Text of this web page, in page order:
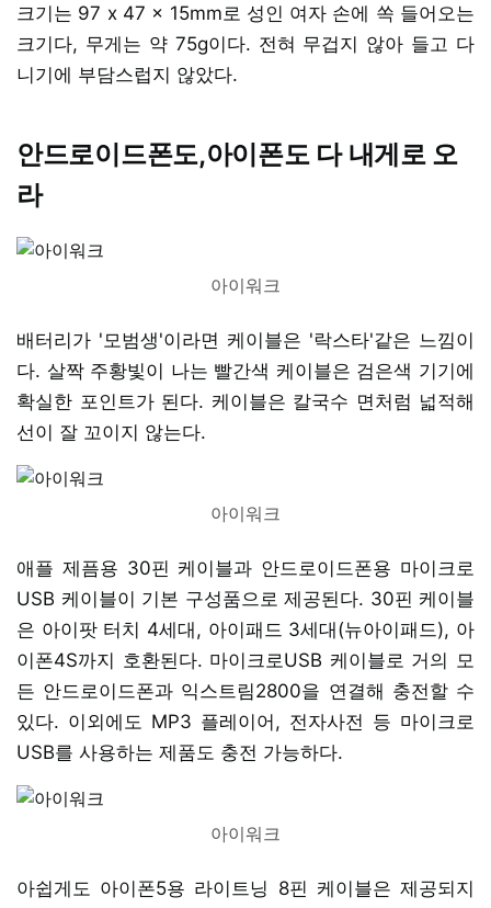
크기는 97 x 47 x 15mm로 성인 여자 손에 쏙 들어오는
크기다, 무게는 약 75g이다. 전혀 무겁지 않아 들고 다
니기에 부담스럽지 않았다.
안드로이드폰도,아이폰도 다 내게로 오
라
아이워크
배터리가 '모범생'이라면 케이블은 '락스타'같은 느낌이
다. 살짝 주황빛이 나는 빨간색 케이블은 검은색 기기에
확실한 포인트가 된다. 케이블은 칼국수 면처럼 넓적해
선이 잘 꼬이지 않는다.
아이워크
애플 제픔용 30핀 케이블과 안드로이드폰용 마이크로
USB 케이블이 기본 구성품으로 제공된다. 30핀 케이블
은 아이팟 터치 4세대, 아이패드 3세대(뉴아이패드), 아
이폰4S까지 호환된다. 마이크로USB 케이블로 거의 모
든 안드로이드폰과 익스트림2800을 연결해 충전할 수
있다. 이외에도 MP3 플레이어, 전자사전 등 마이크로
USB를 사용하는 제품도 충전 가능하다.
아이워크
아쉽게도 아이폰5용 라이트닝 8핀 케이블은 제공되지